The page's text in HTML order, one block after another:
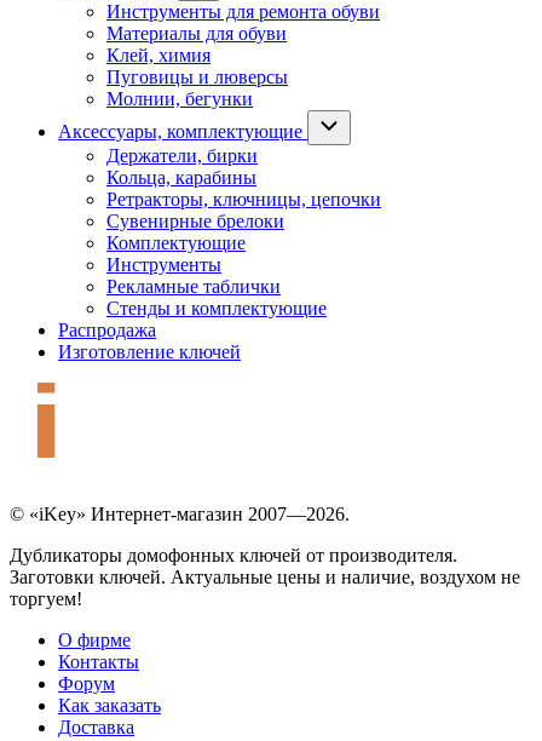
Инструменты для ремонта обуви
Материалы для обуви
Клей, химия
Пуговицы и люверсы
Молнии, бегунки
Аксессуары, комплектующие
Держатели, бирки
Кольца, карабины
Ретракторы, ключницы, цепочки
Сувенирные брелоки
Комплектующие
Инструменты
Рекламные таблички
Стенды и комплектующие
Распродажа
Изготовление ключей
© «iKey» Интернет-магазин 2007—2026.
Дубликаторы домофонных ключей от производителя.
Заготовки ключей. Актуальные цены и наличие, воздухом не
торгуем!
О фирме
Контакты
Форум
Как заказать
Доставка